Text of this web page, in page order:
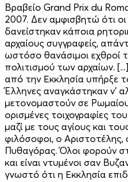
Βραβείο Grand Prix du
2007. Δεν αμφισβητώ ότι
δανείστηκαν κάποια
αρχαίους συγγραφείς,
ωστόσο θανάσιμοι εχθροί
πολιτισμού των αρχαίων.
από την Εκκλησία υπήρξε
Έλληνες αναγκάστηκαν ν'
μετονομαστούν σε
ορισμένες τοιχογραφίες
μαζί με τους αγίους και
φιλόσοφοι, ο
Πυθαγόρας. Όλοι φορούν
και είναι ντυμένοι σαν
γνωστό ότι η Εκκλησία